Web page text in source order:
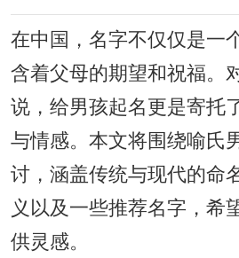
在中国，名字不仅仅是一
含着父母的期望和祝福。
说，给男孩起名更是寄托
与情感。本文将围绕喻氏
讨，涵盖传统与现代的命
义以及一些推荐名字，希
供灵感。